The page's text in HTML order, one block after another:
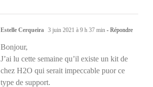
Estelle Cerqueira 3 juin 2021 à 9 h 37 min - Répondre
Bonjour,
J’ai lu cette semaine qu’il existe un kit de
chez H2O qui serait impeccable puor ce
type de support.